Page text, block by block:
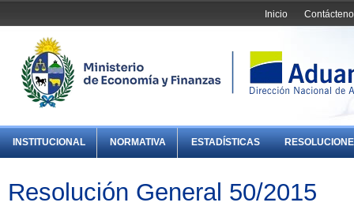
Inicio
INSTITUCIONAL NORMATIVA ESTADÍSTICAS
Resolución General 50/2015